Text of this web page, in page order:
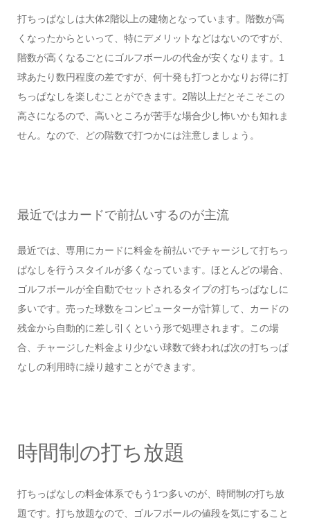
打ちっぱなしは大体2階以上の建物となっています。階数が高
くなったからといって、特にデメリットなどはないのですが、
階数が高くなるごとにゴルフボールの代金が安くなります。1
球あたり数円程度の差ですが、何十発も打つとかなりお得に打
ちっぱなしを楽しむことができます。2階以上だとそこそこの
高さになるので、高いところが苦手な場合少し怖いかも知れま
せん。なので、どの階数で打つかには注意しましょう。
最近ではカードで前払いするのが主流
最近では、専用にカードに料金を前払いでチャージして打ちっ
ぱなしを行うスタイルが多くなっています。ほとんどの場合、
ゴルフボールが全自動でセットされるタイプの打ちっぱなしに
多いです。売った球数をコンピューターが計算して、カードの
残金から自動的に差し引くという形で処理されます。この場
合、チャージした料金より少ない球数で終われば次の打ちっぱ
なしの利用時に繰り越すことができます。
時間制の打ち放題
打ちっぱなしの料金体系でもう1つ多いのが、時間制の打ち放
題です。打ち放題なので、ゴルフボールの値段を気にすること